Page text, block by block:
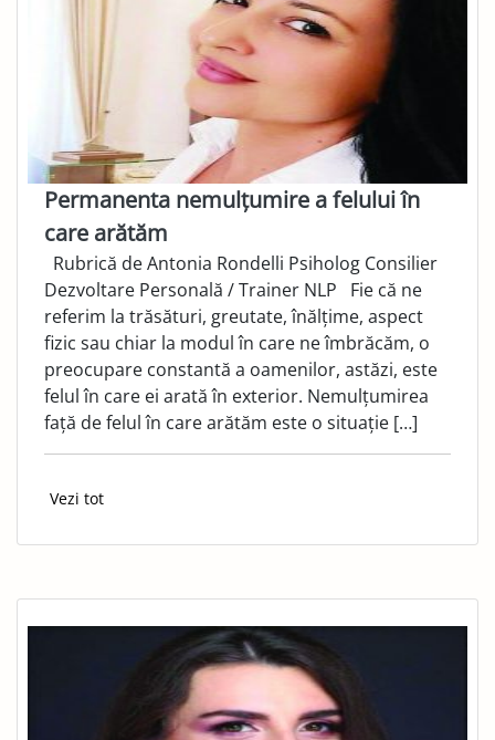
Permanenta nemulțumire a felului în
care arătăm
Rubrică de Antonia Rondelli Psiholog Consilier
Dezvoltare Personală / Trainer NLP Fie că ne
referim la trăsături, greutate, înălțime, aspect
fizic sau chiar la modul în care ne îmbrăcăm, o
preocupare constantă a oamenilor, astăzi, este
felul în care ei arată în exterior. ​Nemulțumirea
față de felul în care arătăm este o situație […]
Vezi tot